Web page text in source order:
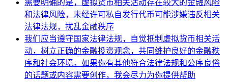
需要明确的是，虚拟货币相关活动存在较大的金融风险
和法律风险，未经许可私自发行代币可能涉嫌违反相关
法律法规，扰乱金融秩序
我们应当遵守国家法律法规，自觉抵制虚拟货币相关活
动，树立正确的金融投资观念，共同维护良好的金融秩
序和社会环境。如果你有其他符合法律法规和公序良俗
的话题或内容需要创作，我会尽力为你提供帮助